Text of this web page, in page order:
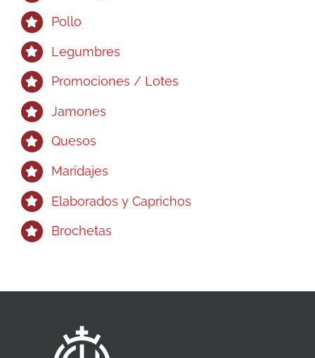
Pollo
Legumbres
Promociones / Lotes
Jamones
Quesos
Maridajes
Elaborados y Caprichos
Brochetas